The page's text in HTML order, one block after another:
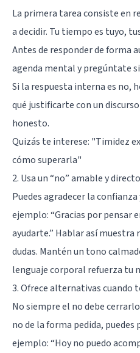
La primera tarea consiste en
a decidir. Tu tiempo es tuyo,
Antes de responder de forma
agenda mental y pregúntate si
Si la respuesta interna es no,
qué justificarte con un
honesto.
Quizás te interese: "Timidez
cómo superarla"
2. Usa un “no” amable y directo
Puedes agradecer la
ejemplo: “Gracias por pensar
ayudarte.” Hablar así
dudas. Mantén un tono
lenguaje corporal refuerza tu
3. Ofrece alternativas cuando
No siempre el no debe
no de la forma pedida,
ejemplo: “Hoy no puedo